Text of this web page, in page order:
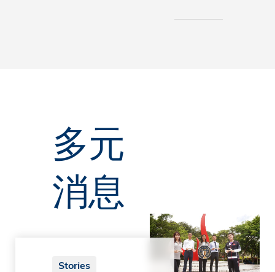
了解更多
致人人共
致力推行
多元
消息
Stories